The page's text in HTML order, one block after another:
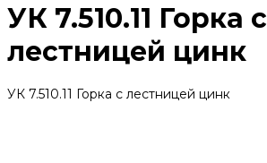
УК 7.510.11 Горка с
лестницей цинк
УК 7.510.11 Горка с лестницей цинк